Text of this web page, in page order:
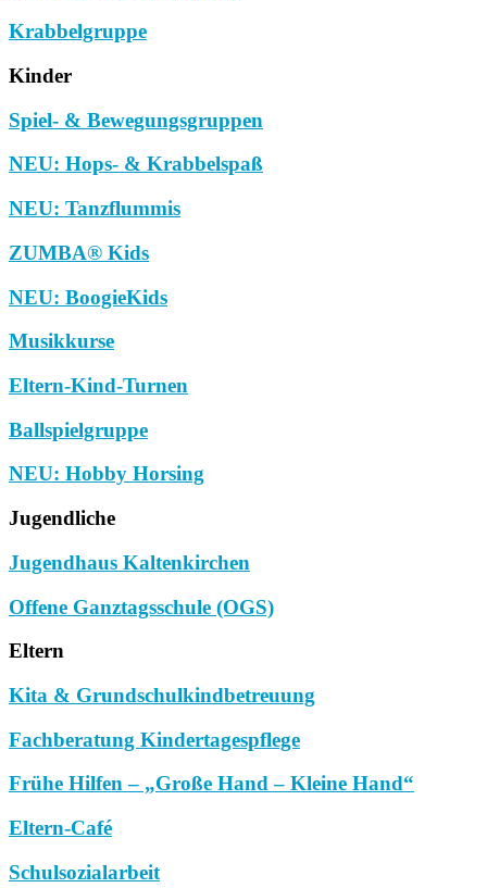
Krabbelgruppe
Kinder
Spiel- & Bewegungsgruppen
NEU: Hops- & Krabbelspaß
NEU: Tanzflummis
ZUMBA® Kids
NEU: BoogieKids
Musikkurse
Eltern-Kind-Turnen
Ballspielgruppe
NEU: Hobby Horsing
Jugendliche
Jugendhaus Kaltenkirchen
Offene Ganztagsschule (OGS)
Eltern
Kita & Grundschulkindbetreuung
Fachberatung Kindertagespflege
Frühe Hilfen – „Große Hand – Kleine Hand“
Eltern-Café
Schulsozialarbeit